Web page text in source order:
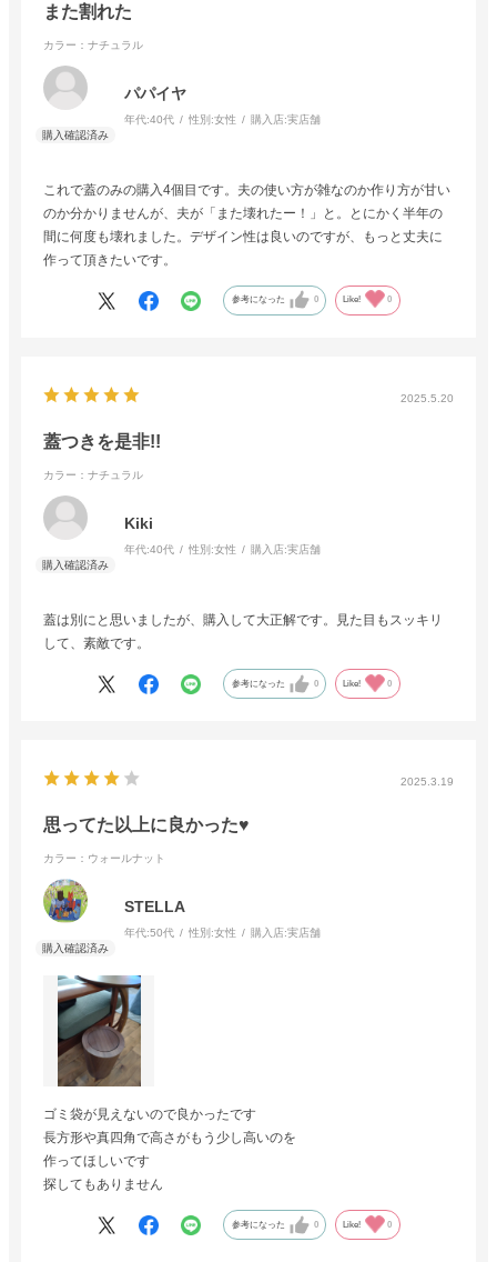
また割れた
カラー：ナチュラル
パパイヤ
年代:40代 性別:女性 購入店:実店舗
これで蓋のみの購入4個目です。夫の使い方が雑なのか作り方が甘い
のか分かりませんが、夫が「また壊れたー！」と。とにかく半年の
間に何度も壊れました。デザイン性は良いのですが、もっと丈夫に
作って頂きたいです。
参考になった 0 Like! 0
2025.5.20
蓋つきを是非!!
カラー：ナチュラル
Kiki
年代:40代 性別:女性 購入店:実店舗
蓋は別にと思いましたが、購入して大正解です。見た目もスッキリ
して、素敵です。
参考になった 0 Like! 0
2025.3.19
思ってた以上に良かった♥️
カラー：ウォールナット
STELLA
年代:50代 性別:女性 購入店:実店舗
ゴミ袋が見えないので良かったです
長方形や真四角で高さがもう少し高いのを
作ってほしいです
探してもありません
参考になった 0 Like! 0